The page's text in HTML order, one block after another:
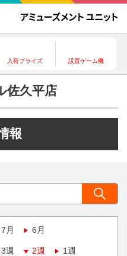
入荷プライズ 設置ゲーム機
佐久平店
報
7月 6月
3週 2週 1週